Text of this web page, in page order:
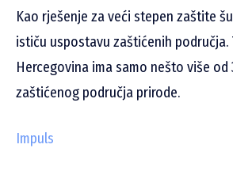
Kao rješenje za veći stepen zaštite
ističu uspostavu zaštićenih područja.
Hercegovina ima samo nešto više
zaštićenog područja prirode.
Impuls